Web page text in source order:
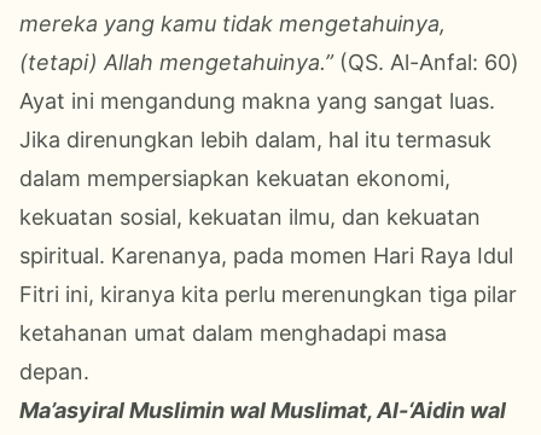
mereka yang kamu tidak mengetahuinya,
(tetapi) Allah mengetahuinya.”(QS. Al-Anfal: 60)
Ayat ini mengandung makna yang sangat luas.
Jika direnungkan lebih dalam, hal itu termasuk
dalam mempersiapkan kekuatan ekonomi,
kekuatan sosial, kekuatan ilmu, dan kekuatan
spiritual. Karenanya, pada momen Hari Raya Idul
Fitri ini, kiranya kita perlu merenungkan tiga pilar
ketahanan umat dalam menghadapi masa
depan.
Ma’asyiral Muslimin wal Muslimat, Al-‘Aidin wal